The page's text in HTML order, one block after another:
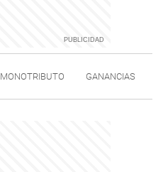
MONOTRIBUTO GANANCIAS